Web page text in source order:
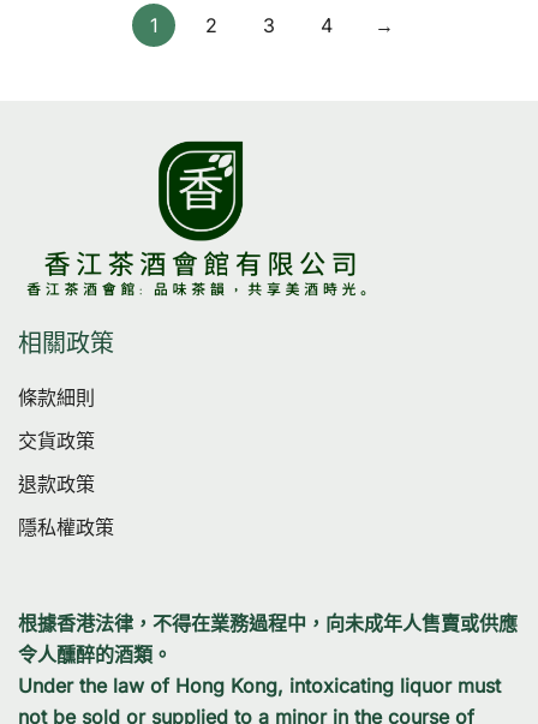
1 2 3 4 →
相關政策
條款細則
交貨政策
退款政策
隱私權政策
根據香港法律，不得在業務過程中，向未成年人售賣或供應
令人醺醉的酒類。
Under the law of Hong Kong, intoxicating liquor must
not be sold or supplied to a minor in the course of